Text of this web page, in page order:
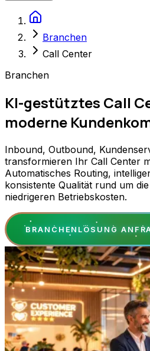
Branchen
Call Center
Branchen
KI-gestütztes Call
moderne
Inbound, Outbound,
transformieren Ihr Call Center
Automatisches Routing,
konsistente Qualität rund um
niedrigeren Betriebskosten.
BRANCHENLÖSUNG